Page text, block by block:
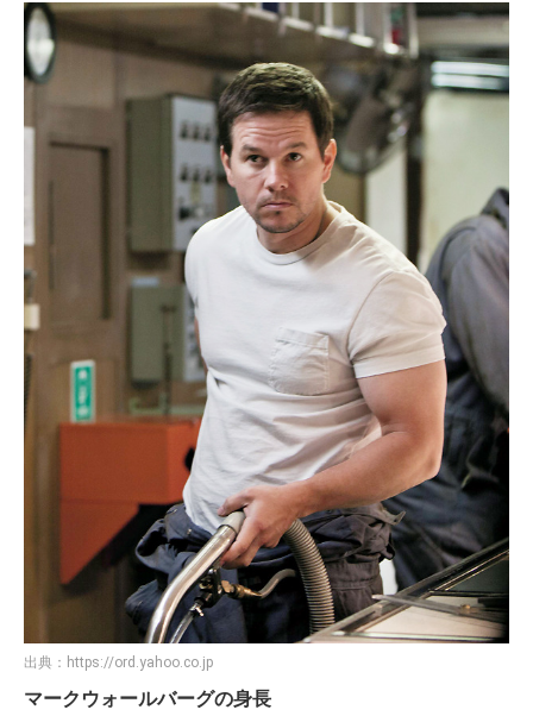
出典： https://ord.yahoo.co.jp
マークウォールバーグの身長